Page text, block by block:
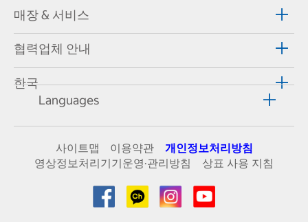
매장 & 서비스
협력업체 안내
한국
Languages
사이트맵 이용약관
개인정보처리방침
영상정보처리기기운영·관리방침
상표 사용 지침